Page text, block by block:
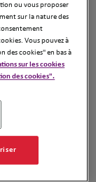
- 18:00
ou vous proposer
sur la nature des
Vous pouvez à
des cookies" en bas à
sur les cookies
des cookies".